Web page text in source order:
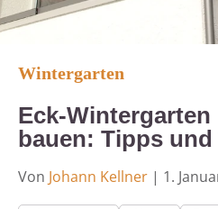
Wintergarten
Eck-
bauen: Tipps und
Von Johann Kellner | 1.